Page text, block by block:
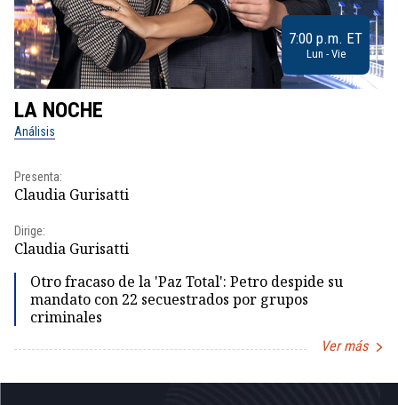
7:00 p.m. ET
Lun - Vie
LA NOCHE
Análisis
Presenta:
Claudia Gurisatti
Dirige:
Claudia Gurisatti
Otro fracaso de la 'Paz Total': Petro despide su
mandato con 22 secuestrados por grupos
criminales
Ver más